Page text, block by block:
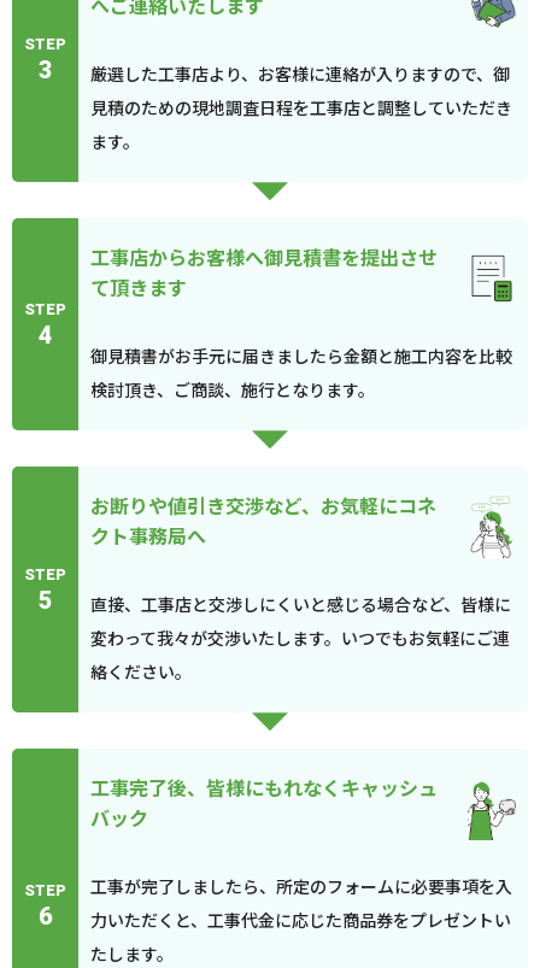
STEP
3
厳選した工事店より、お客様に連絡が入りますので、御
見積のための現地調査日程を工事店と調整していただき
ます。
STEP
4
工事店からお客様へ御見積書を提出させ
て頂きます
御見積書がお手元に届きましたら金額と施工内容を比較
検討頂き、ご商談、施行となります。
STEP
5
お断りや値引き交渉など、お気軽にコネ
クト事務局へ
直接、工事店と交渉しにくいと感じる場合など、皆様に
変わって我々が交渉いたします。いつでもお気軽にご連
絡ください。
STEP
6
工事完了後、皆様にもれなくキャッシュ
バック
工事が完了しましたら、所定のフォームに必要事項を入
力いただくと、工事代金に応じた商品券をプレゼントい
たします。